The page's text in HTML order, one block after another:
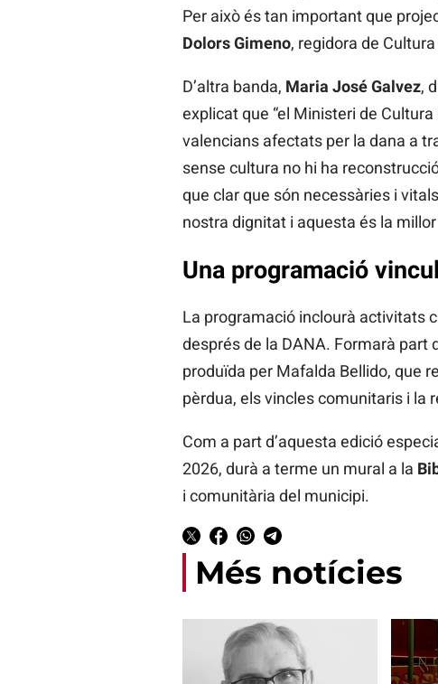
Per això és tan important que
Dolors Gimeno, regidora de
D’altra banda, Maria José Galvez,
explicat que “el Ministeri de
valencians afectats per la dana a
sense cultura no hi ha
que clar que són necessàries i
nostra dignitat i aquesta és la
Una programació
La programació inclourà activitats
després de la DANA. Formarà
produïda per Mafalda Bellido, que
pèrdua, els vincles comunitaris i la
Com a part d’aquesta edició
2026, durà a terme un mural a la
i comunitària del municipi.
Més notícies